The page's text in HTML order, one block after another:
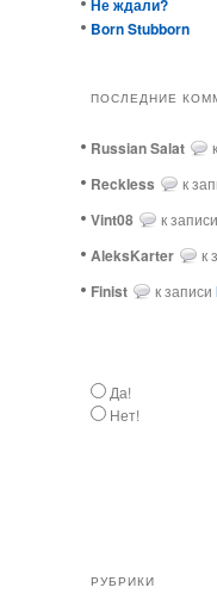
Не ждали?
Born Stubborn
ПОСЛЕДНИЕ
Russian Salat
ReckIess
к
Vint08
к записи
AleksKarter
к
Finist
к записи
Да!
Нет!
РУБРИКИ